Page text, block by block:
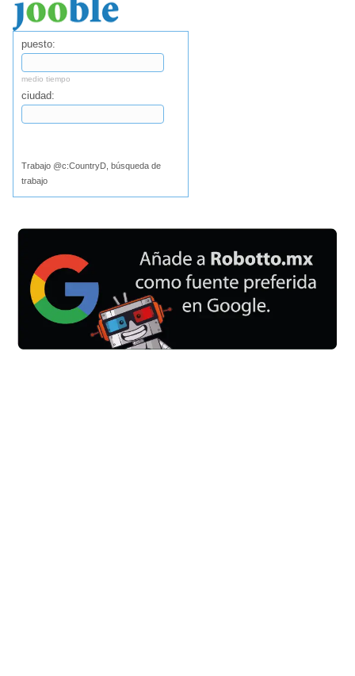
puesto:
medio tiempo
ciudad:
Trabajo @c:CountryD, búsqueda de
trabajo